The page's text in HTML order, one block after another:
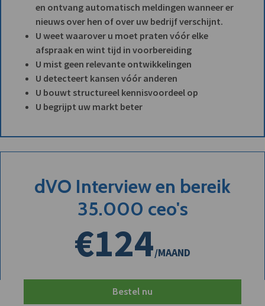
en ontvang automatisch meldingen wanneer er
nieuws over hen of over uw bedrijf verschijnt.
U weet waarover u moet praten vóór elke
afspraak en wint tijd in voorbereiding
U mist geen relevante ontwikkelingen
U detecteert kansen vóór anderen
U bouwt structureel kennisvoordeel op
U begrijpt uw markt beter
dVO Interview en bereik
35.000 ceo's
€124/MAAND
Bestel nu